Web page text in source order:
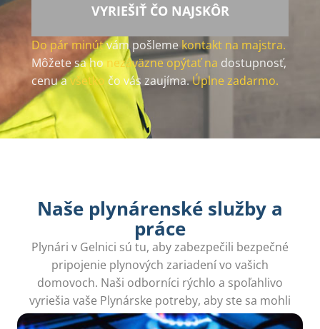
VYRIEŠIŤ ČO NAJSKÔR
Do pár minútvám pošlemekontakt na majstra.
Môžete sa honezáväzne opýtať na dostupnosť,
cenu avšetko čo vás zaujíma.Úplne zadarmo.
Naše plynárenské služby a
práce
Plynári v Gelnici sú tu, aby zabezpečili bezpečné
pripojenie plynových zariadení vo vašich
domovoch. Naši odborníci rýchlo a spoľahlivo
vyriešia vaše Plynárske potreby, aby ste sa mohli
cítiť v bezpečí.